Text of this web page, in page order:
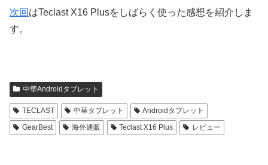
次回 はTeclast X16 Plusをしばらく使った感想を紹介しま
す。
中華Androidタブレット
TECLAST 中華タブレット
Androidタブレット
GearBest
海外通販 Teclast X16 Plus レビュー